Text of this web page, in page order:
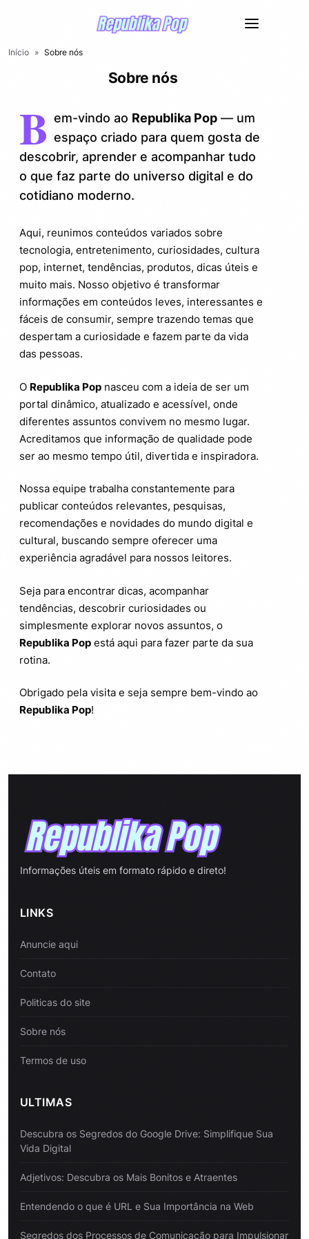
Início » Sobre nós
Sobre nós
B em-vindo ao Republika Pop— um
espaço criado para quem gosta de
descobrir, aprender e acompanhar tudo
o que faz parte do universo digital e do
cotidiano moderno.
Aqui, reunimos conteúdos variados sobre
tecnologia, entretenimento, curiosidades, cultura
pop, internet, tendências, produtos, dicas úteis e
muito mais. Nosso objetivo é transformar
informações em conteúdos leves, interessantes e
fáceis de consumir, sempre trazendo temas que
despertam a curiosidade e fazem parte da vida
das pessoas.
O Republika Pop nasceu com a ideia de ser um
portal dinâmico, atualizado e acessível, onde
diferentes assuntos convivem no mesmo lugar.
Acreditamos que informação de qualidade pode
ser ao mesmo tempo útil, divertida e inspiradora.
Nossa equipe trabalha constantemente para
publicar conteúdos relevantes, pesquisas,
recomendações e novidades do mundo digital e
cultural, buscando sempre oferecer uma
experiência agradável para nossos leitores.
Seja para encontrar dicas, acompanhar
tendências, descobrir curiosidades ou
simplesmente explorar novos assuntos, o
Republika Pop está aqui para fazer parte da sua
rotina.
Obrigado pela visita e seja sempre bem-vindo ao
Republika Pop!
Informações úteis em formato rápido e direto!
LINKS
Anuncie aqui
Contato
Politicas do site
Sobre nós
Termos de uso
ULTIMAS
Descubra os Segredos do Google Drive: Simplifique Sua
Vida Digital
Adjetivos: Descubra os Mais Bonitos e Atraentes
Entendendo o que é URL e Sua Importância na Web
Segredos dos Processos de Comunicação para Impulsionar